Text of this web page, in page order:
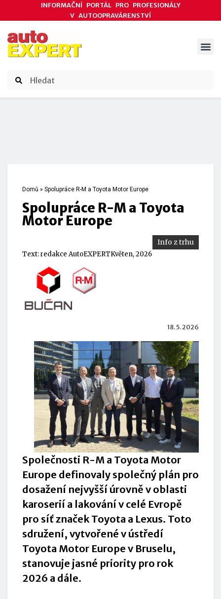
INFORMAČNÍ PORTÁL PRO PROFESIONÁLY
V AUTOOPRAVÁRENSTVÍ
Domů » Spolupráce R-M a Toyota Motor Europe
Spolupráce R-M a Toyota
Motor Europe
Info z trhu
Text:redakce AutoEXPERTKvěten, 2026
18. 5. 2026
Společnosti R-M a Toyota Motor
Europe definovaly společný plán pro
dosažení nejvyšší úrovně v oblasti
karoserií a lakování v celé Evropě
pro síť značek Toyota a Lexus. Toto
sdružení, vytvořené v ústředí
Toyota Motor Europe v Bruselu,
stanovuje jasné priority pro rok
2026 a dále.